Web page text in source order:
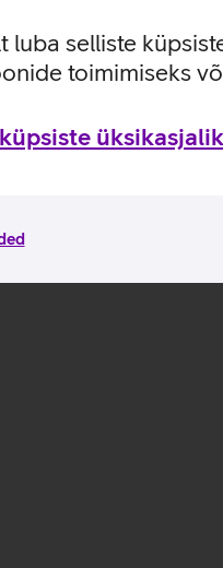
luba selliste
toimimiseks
ning
omaduste ja